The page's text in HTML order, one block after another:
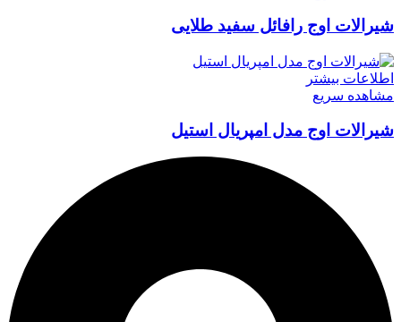
شیرالات اوج رافائل سفید طلایی
اطلاعات بیشتر
مشاهده سریع
شیرالات اوج مدل امپریال استیل